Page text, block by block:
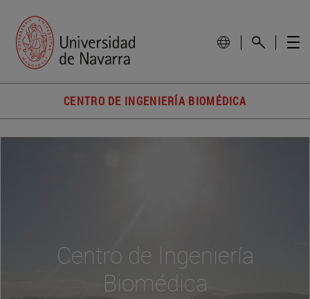
CENTRO DE INGENIERÍA BIOMÉDICA
Centro de Ingeniería
Biomédica